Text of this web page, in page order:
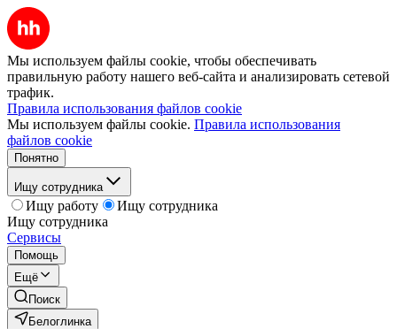
Мы используем файлы cookie, чтобы обеспечивать
правильную работу нашего веб-сайта и анализировать сетевой
трафик.
Правила использования файлов cookie
Мы используем файлы cookie. Правила использования
файлов cookie
Понятно
Ищу сотрудника
Ищу работу
Ищу сотрудника
Ищу сотрудника
Сервисы
Помощь
Ещё
Поиск
Белоглинка